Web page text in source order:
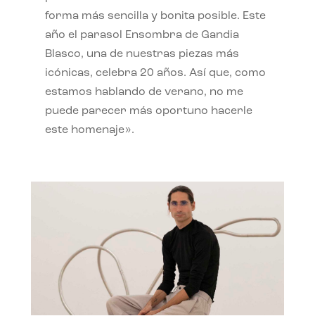
forma más sencilla y bonita posible. Este
año el parasol Ensombra de Gandia
Blasco, una de nuestras piezas más
icónicas, celebra 20 años. Así que, como
estamos hablando de verano, no me
puede parecer más oportuno hacerle
este homenaje».